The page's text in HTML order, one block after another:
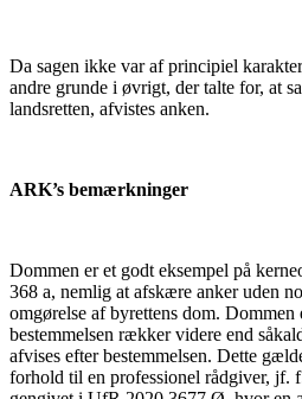
Da sagen ikke var af principiel
andre grunde i øvrigt, der talte for, at
landsretten, afvistes anken.
ARK’s bemærkninger
Dommen er et godt eksempel på
368 a, nemlig at afskære anker uden
omgørelse af byrettens dom. Dommen
bestemmelsen rækker videre end
afvises efter bestemmelsen. Dette
forhold til en professionel rådgiver, jf.